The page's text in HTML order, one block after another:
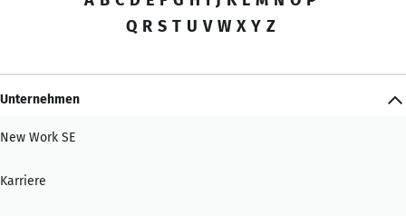
Q R S T U V W X Y Z
Unternehmen
New Work SE
Karriere